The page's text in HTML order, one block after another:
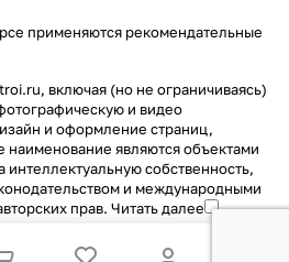
применяются рекомендательные
включая (но не ограничиваясь)
и видео
и оформление страниц,
являются объектами
интеллектуальную собственность,
и международными
прав. Читать далее